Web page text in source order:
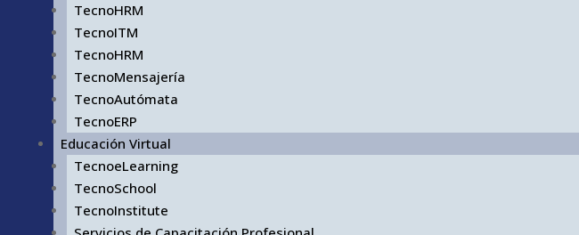
TecnoHRM
TecnoITM
TecnoHRM
TecnoMensajería
TecnoAutómata
TecnoERP
Educación Virtual
TecnoeLearning
TecnoSchool
TecnoInstitute